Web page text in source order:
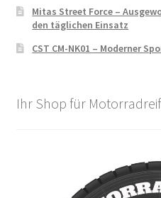
Mitas Street Force –
den täglichen Einsatz
CST CM-NK01 – Moderner
Ihr Shop für